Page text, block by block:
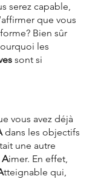
serez capable,
que vous
Bien sûr
les
sont si
vous avez déjà
dans les objectifs
une autre
Aimer. En effet,
tteignable qui,